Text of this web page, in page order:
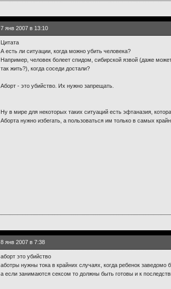
7 янв 2007 в 13:10
Цитата
А есть ли ситуации, когда можно убить человека?
Например, человек болеет спидом, сибирской язвой (даже
так жить?), когда соседи достали?
Аборт - это убийство. Их нужно запрещать.
Ну в мире для некоторых таких ситуаций есть эфтаназия,
Аборта нужно избегать, а пользоваться им только в самых
8 янв 2007 в 7:38
аборт это убийство
аботры нужны тока в крайних случаях, когда ребенок заведомо
а если занимаются сексом то должны быть готовы и к